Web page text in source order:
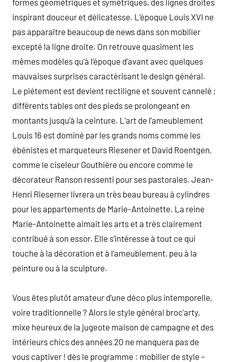
inspirant douceur et délicatesse. L’époque Louis XVI ne
pas apparaître beaucoup de news dans son mobilier
excepté la ligne droite. On retrouve quasiment les
mêmes modèles qu’à l’époque d’avant avec quelques
mauvaises surprises caractérisant le design général.
Le piétement est devient rectiligne et souvent cannelé ;
différents tables ont des pieds se prolongeant en
montants jusqu’à la ceinture. L’art de l’ameublement
Louis 16 est dominé par les grands noms comme les
ébénistes et marqueteurs Riesener et David Roentgen,
comme le ciseleur Gouthière ou encore comme le
décorateur Ranson ressenti pour ses pastorales. Jean-
Henri Rieserner livrera un très beau bureau à cylindres
pour les appartements de Marie-Antoinette. La reine
Marie-Antoinette aimait les arts et a très clairement
contribué à son essor. Elle s’intéresse à tout ce qui
touche à la décoration et à l’ameublement, peu à la
peinture ou à la sculpture.
Vous êtes plutôt amateur d’une déco plus intemporelle,
voire traditionnelle ? Alors le style général broc’arty,
mixe heureux de la jugeote maison de campagne et des
intérieurs chics des années 20 ne manquera pas de
vous captiver ! dès le programme : mobilier de style –